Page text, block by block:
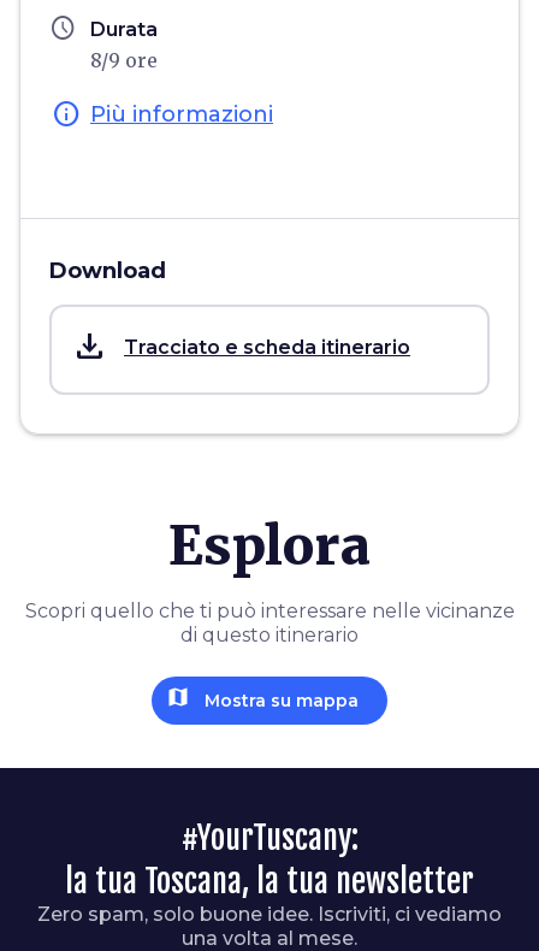
schedule Durata
8/9 ore
info Più informazioni
Download
save_alt Tracciato e scheda itinerario
Esplora
Scopri quello che ti può interessare nelle vicinanze
di questo itinerario
map Mostra su mappa
#YourTuscany:
la tua Toscana, la tua newsletter
Zero spam, solo buone idee. Iscriviti, ci vediamo
una volta al mese.